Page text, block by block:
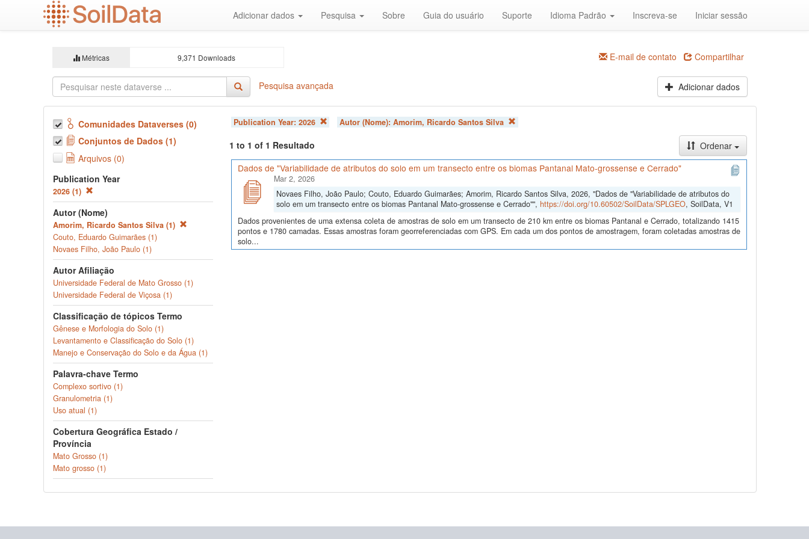
Adicionar dados Pesquisa Sobre Guia do usuário Suporte Idioma Padrão Inscreva-se Iniciar sessão
Métricas 9,371 Downloads E-mail de contato Compartilhar
Pesquisa avançada Adicionar dados
Comunidades Dataverses (0)
Conjuntos de Dados (1)
Arquivos (0)
Publication Year
2026 (1)
Autor (Nome)
Amorim, Ricardo Santos Silva (1)
Couto, Eduardo Guimarães (1)
Novaes Filho, João Paulo (1)
Autor Afiliação
Universidade Federal de Mato Grosso (1)
Universidade Federal de Viçosa (1)
Classificação de tópicos Termo
Gênese e Morfologia do Solo (1)
Levantamento e Classificação do Solo (1)
Manejo e Conservação do Solo e da Água (1)
Palavra-chave Termo
Complexo sortivo (1)
Granulometria (1)
Uso atual (1)
Cobertura Geográfica Estado /
Província
Mato Grosso (1)
Mato grosso (1)
Publication Year: 2026 Autor (Nome): Amorim, Ricardo Santos Silva
1 to 1 of 1 Resultado
Ordenar
Dados de "Variabilidade de atributos do solo em um transecto entre os biomas Pantanal Mato-grossense e Cerrado"
Mar 2, 2026
Novaes Filho, João Paulo; Couto, Eduardo Guimarães; Amorim, Ricardo Santos Silva, 2026, "Dados de "Variabilidade de atributos do
solo em um transecto entre os biomas Pantanal Mato-grossense e Cerrado"", https://doi.org/10.60502/SoilData/SPLGEO, SoilData, V1
Dados provenientes de uma extensa coleta de amostras de solo em um transecto de 210 km entre os biomas Pantanal e Cerrado, totalizando 1415
pontos e 1780 camadas. Essas amostras foram georreferenciadas com GPS. Em cada um dos pontos de amostragem, foram coletadas amostras de
solo...